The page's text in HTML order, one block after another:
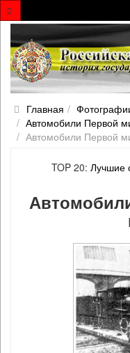
Главная
Автомобили Первой
Автомобили Первой
TOP 20: Лучшие